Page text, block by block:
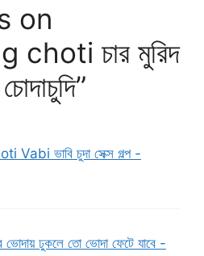
on
choti চার মুরিদ
Vabi ভাবি চুদা সেক্স গল্প -
ঢুকলে তো ভোদা ফেটে যাবে -